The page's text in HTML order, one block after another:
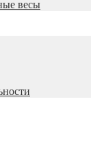
весы